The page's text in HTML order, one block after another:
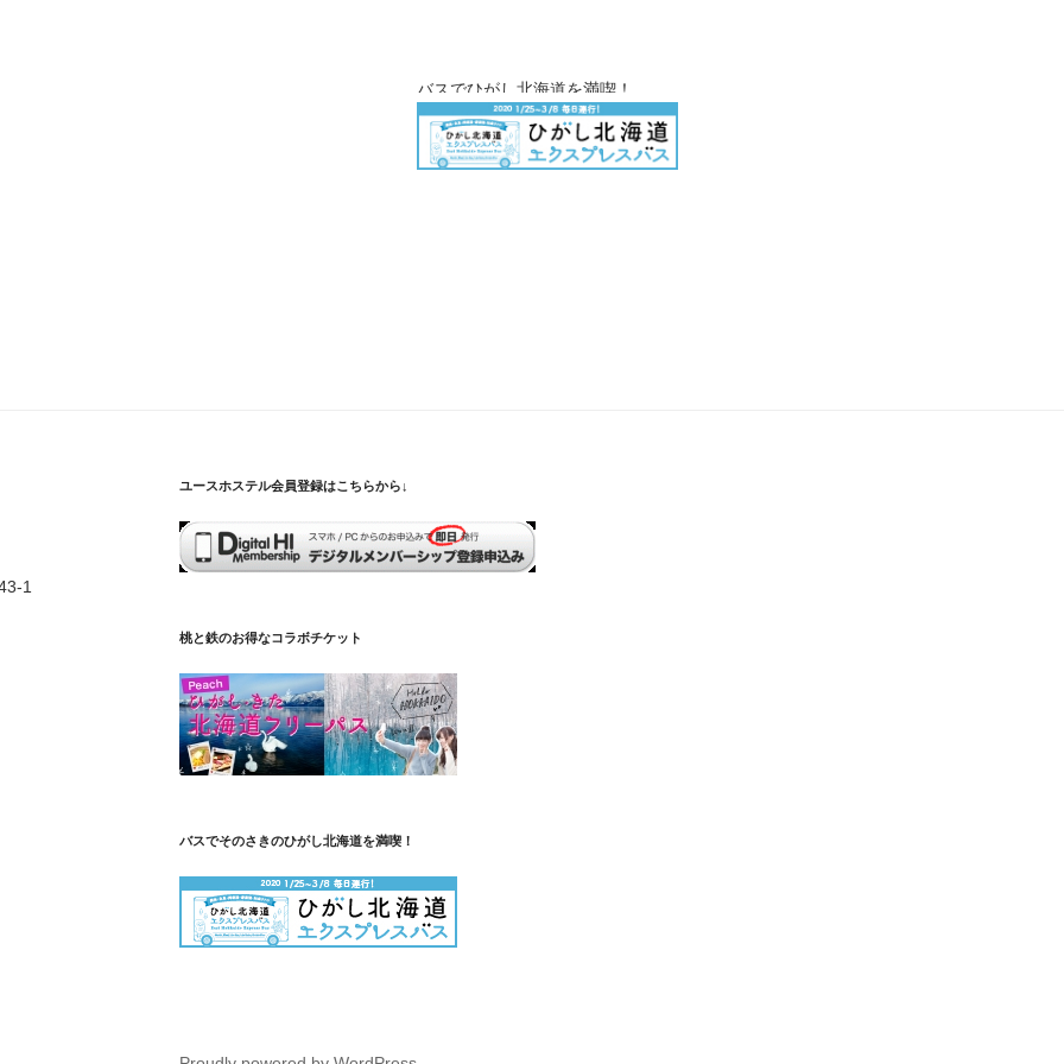
バスでひがし北海道を満喫！
1
ユースホステル会員登録はこちらから↓
桃と鉄のお得なコラボチケット
バスでそのさきのひがし北海道を満喫！